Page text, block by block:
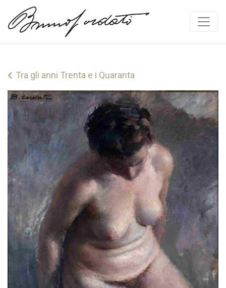
Vai al contenuto
Tra gli anni Trenta e i Quaranta